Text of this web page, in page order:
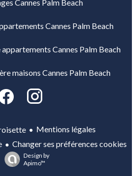
Cannes Palm Beach
Cannes Palm Beach
Cannes Palm Beach
maisons Cannes Palm Beach
Mentions légales
Changer ses préférences cookies
Design by
Apimo™